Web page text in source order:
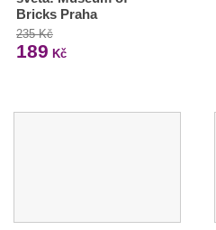
Bricks Praha
235 Kč
189 Kč